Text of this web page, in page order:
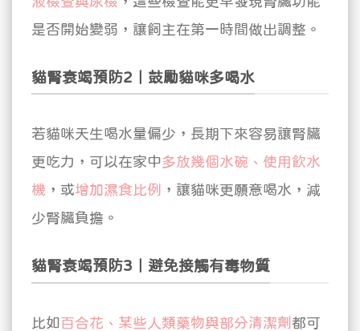
是否開始變弱，讓飼主在第一時間做出調整。
貓腎衰竭預防2｜鼓勵貓咪多喝水
若貓咪天生喝水量偏少，長期下來容易讓腎臟
更吃力，可以在家中多放幾個水碗、使用飲水
機 ，或增加濕食比例
，讓貓咪更願意喝水，減
少腎臟負擔。
貓腎衰竭預防3｜避免接觸有毒物質
比如百合花、某些人類藥物與部分清潔劑 都可